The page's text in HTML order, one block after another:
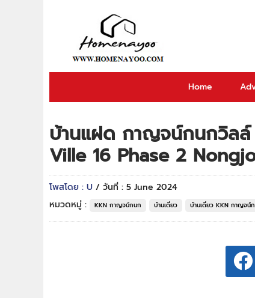
Home
บ้านแฝด กาญจน์กนกวิล
Ville 16 Phase 2
โพสโดย : U / วันที่ : 5 June 2024
หมวดหมู่ :
KKN กาญจน์กนก บ้านเดี่ยว บ้านเดี่ยว KKN กาญจน์